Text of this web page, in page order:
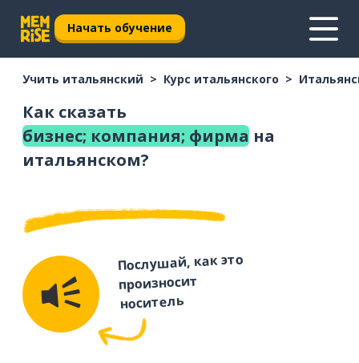
Начать обучение
Учить итальянский Курс итальянского
Как сказать
бизнес; компания; фирма на
итальянском?
Послушай, как это
произносит
носитель